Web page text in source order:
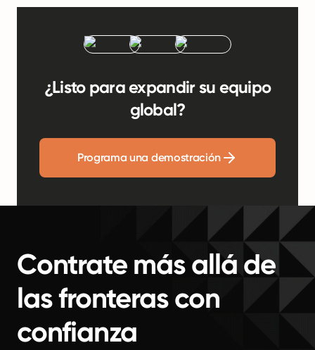
¿Listo para expandir su equipo
global?
Programa una demostración
Contrate más allá de
las fronteras con
confianza